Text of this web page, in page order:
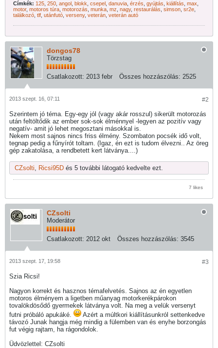
Címkék: 125 250 angol blokk csepel danuvia érzés gyújtás kiállítás max
motor, motoros túra motorozás munka mz nagy, restaurálás simson sr2e
találkozó tlf utánfutó verseny, veterán veterán autó
dongos78
Törzstag
Csatlakozott: 2013 febr Összes hozzászólás: 2525
#2
2013 szept. 16, 07:11
Szerintem jó téma. Egy-egy jól (vagy akár rosszul) sikerült motorozás
után feltöltődik az ember sok-sok élménnyel -legyen az pozitív vagy
negatív- amit jó lehet megosztani másokkal is.
Nekem most sajnos nincs friss élmény. Szombaton pocsék idő volt,
tegnap pedig a fűnyírót toltam. (Igaz, én ezt is tudom élvezni.. Az öreg
gép zakatolása, a rendbetett kert látványa....)
CZsolti, Ricsi95D és 5 további látogató kedvelte ezt.
7 likes
CZsolti
Moderátor
Csatlakozott: 2012 okt Összes hozzászólás: 3545
#3
2013 szept. 17, 19:58
Szia Ricsi!
Nagyon korrekt és hasznos témafelvetés. Sajnos az én egyetlen
motoros élményem a ligetben műanyag motorkerékpárokon
tovalökdösődő gyermekek látványa volt. Na meg a velük versenyt
futni próbáló apukáké.
Azért a múltkori kiállításunkról settenkedve
távozó Junak hangja még mindig a fülemben van és enyhe borzongás
fut végig rajtam, ha rágondolok.
Üdvözlettel: CZsolti